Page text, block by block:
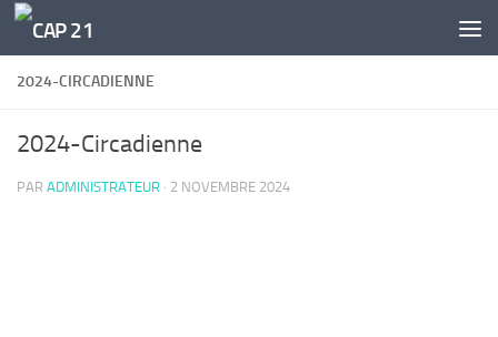
Skip to content
2024-CIRCADIENNE
2024-Circadienne
PAR ADMINISTRATEUR · 2 NOVEMBRE 2024